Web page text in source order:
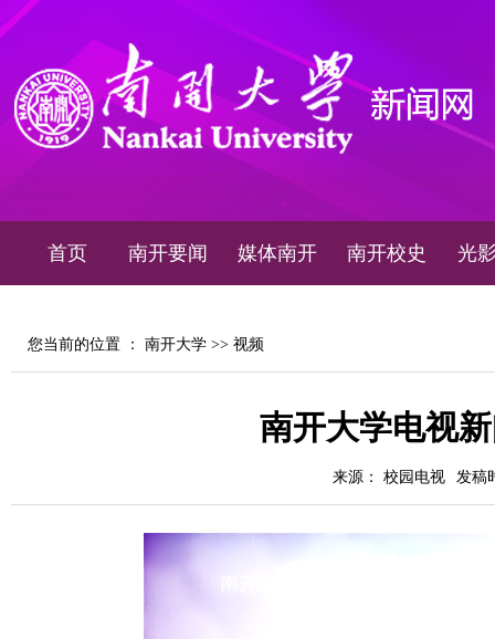
首页 南开要闻 媒体南开 南开校史 光
您当前的位置 ： 南开大学 >> 视频
南开大学电视
来源： 校园电视 发稿